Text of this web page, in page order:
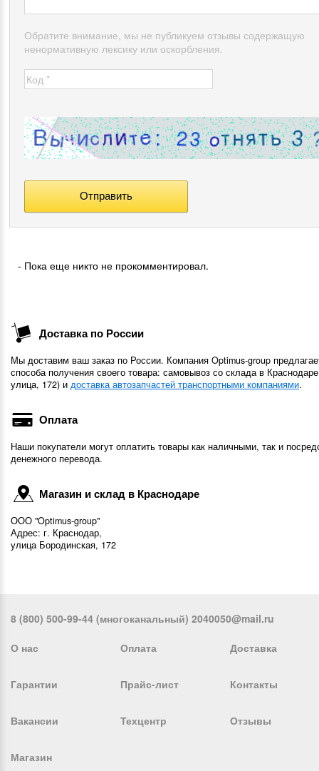
Обратите внимание, мы не публикуем отзывы содержащую
ненормативную лексику или оскорбления.
- Пока еще никто не прокомментировал.
Доставка по России
Мы доставим ваш заказ по России. Компания Optimus-group
способа получения своего товара: самовывоз со склада в
улица, 172) и доставка автозапчастей транспортными компаниями.
Оплата
Наши покупатели могут оплатить товары как наличными, так и
денежного перевода.
Магазин и склад в Краснодаре
ООО "Optimus-group"
Адрес: г. Краснодар,
улица Бородинская, 172
8 (800) 500-99-44 (многоканальный) 2040050@mail.ru
О нас Оплата Доставка
Гарантии Прайс-лист Контакты
Вакансии Техцентр Отзывы
Магазин